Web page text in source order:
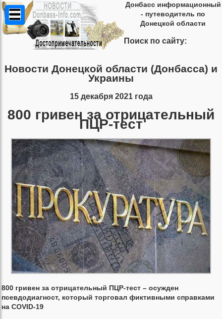
Донбасс информационный
- путеводитель по
Донецкой области
Поиск по сайту:
Новости Донецкой области (Донбасса) и
Украины
15 декабря 2021 года
800 гривен за отрицательный
ПЦР-тест
800 гривен за отрицательный ПЦР-тест – осужден
псевдодиагност, который торговал фиктивными справками
на COVID-19